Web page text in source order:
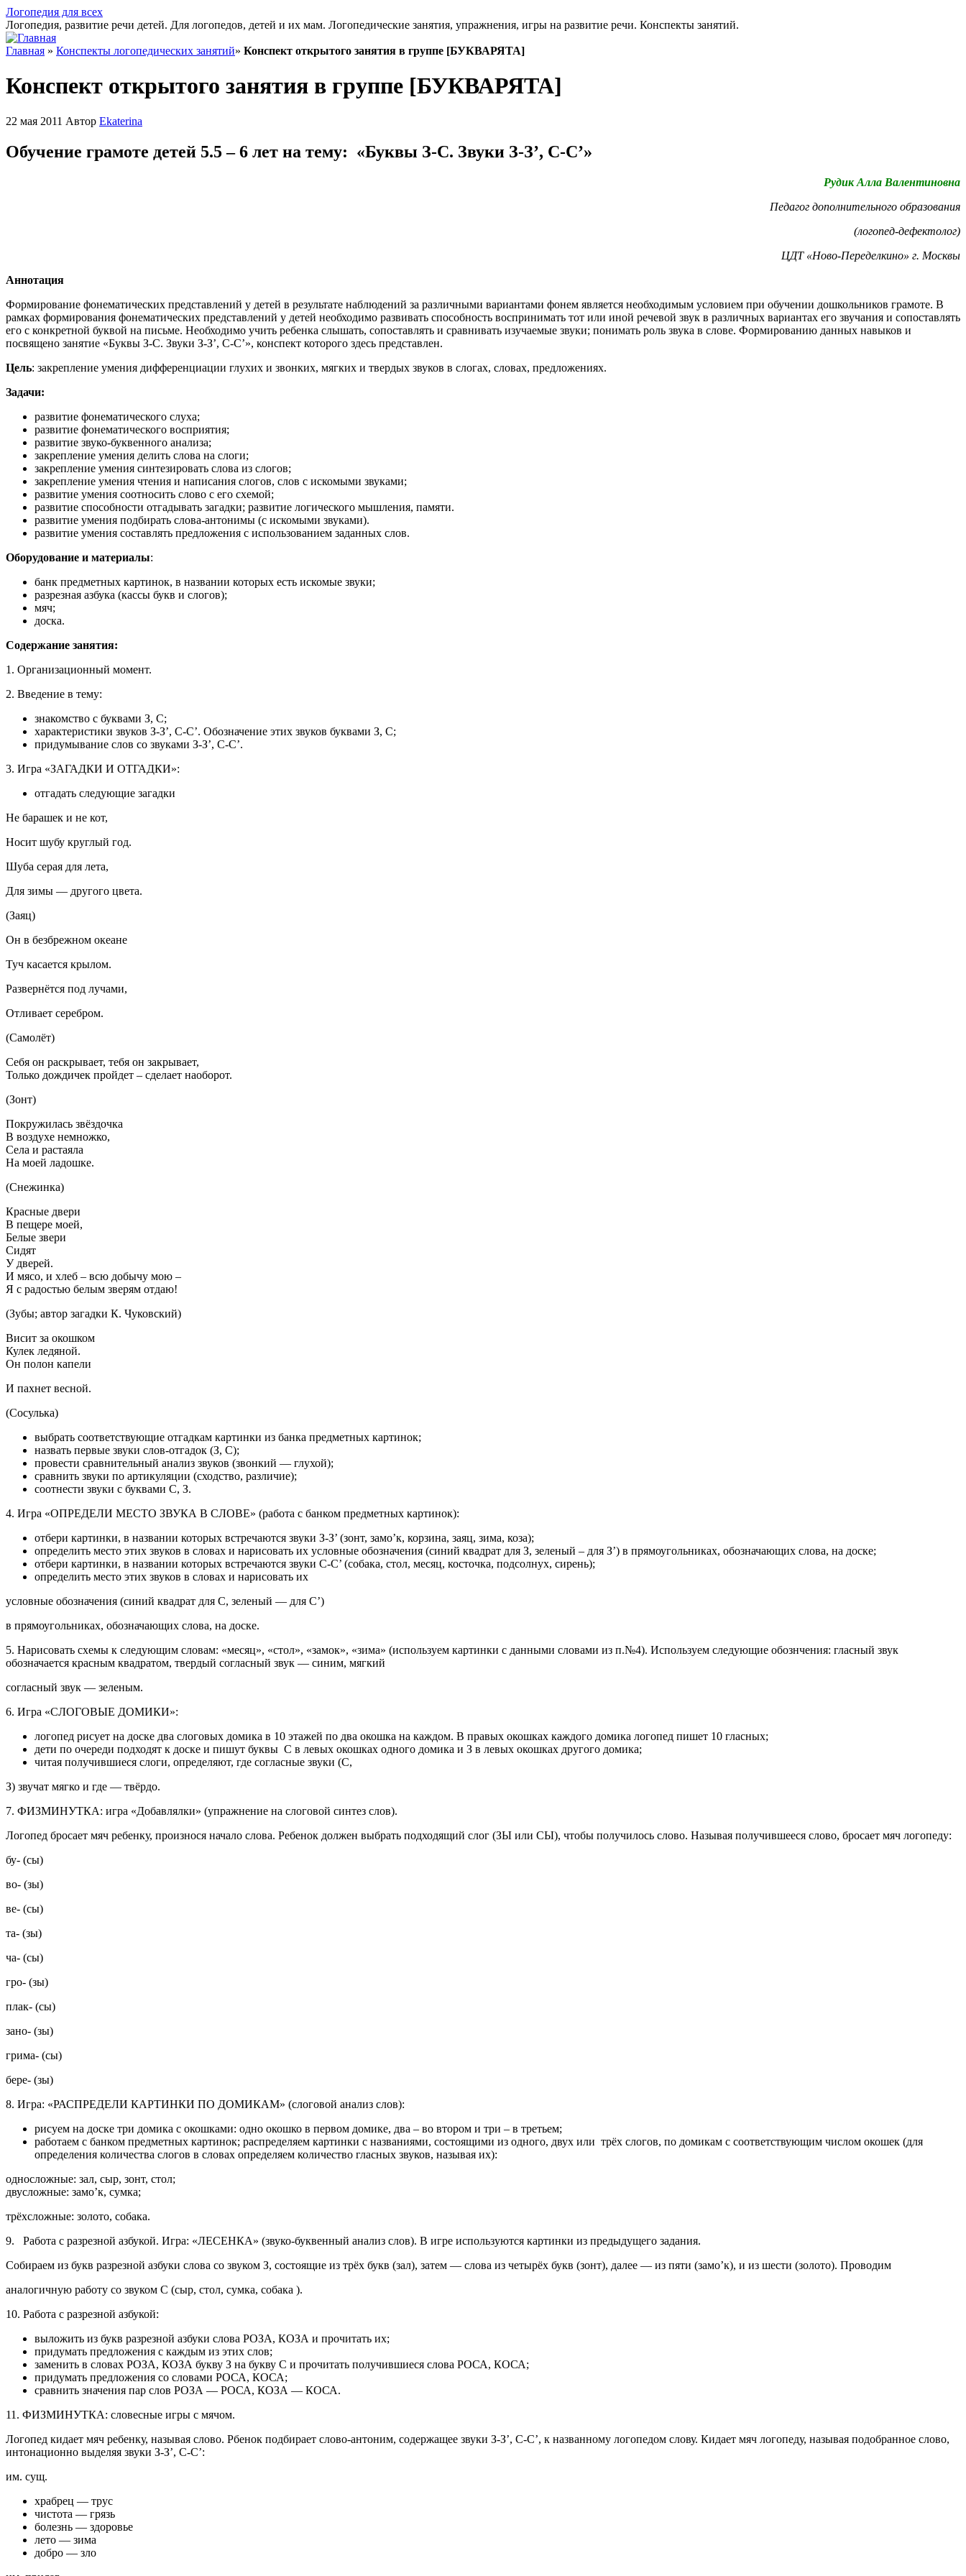
Логопедия для всех
Логопедия, развитие речи детей. Для логопедов, детей и их мам. Логопедические занятия, упражнения, игры на развитие речи. Конспекты занятий.
Главная » Конспекты логопедических занятий» Конспект открытого занятия в группе [БУКВАРЯТА]
Конспект открытого занятия в группе [БУКВАРЯТА]
22 мая 2011 Автор Ekaterina
Обучение грамоте детей 5.5 – 6 лет на тему: «Буквы З-С. Звуки З-З’, С-С’»
Рудик Алла Валентиновна
Педагог дополнительного образования
(логопед-дефектолог)
ЦДТ «Ново-Переделкино» г. Москвы
Аннотация
Формирование фонематических представлений у детей в результате наблюдений за различными вариантами фонем является необходимым условием при обучении дошкольников грамоте. В
рамках формирования фонематических представлений у детей необходимо развивать способность воспринимать тот или иной речевой звук в различных вариантах его звучания и сопоставлять
его с конкретной буквой на письме. Необходимо учить ребенка слышать, сопоставлять и сравнивать изучаемые звуки; понимать роль звука в слове. Формированию данных навыков и
посвящено занятие «Буквы З-С. Звуки З-З’, С-С’», конспект которого здесь представлен.
Цель: закрепление умения дифференциации глухих и звонких, мягких и твердых звуков в слогах, словах, предложениях.
Задачи:
развитие фонематического слуха;
развитие фонематического восприятия;
развитие звуко-буквенного анализа;
закрепление умения делить слова на слоги;
закрепление умения синтезировать слова из слогов;
закрепление умения чтения и написания слогов, слов с искомыми звуками;
развитие умения соотносить слово с его схемой;
развитие способности отгадывать загадки; развитие логического мышления, памяти.
развитие умения подбирать слова-антонимы (с искомыми звуками).
развитие умения составлять предложения с использованием заданных слов.
Оборудование и материалы:
банк предметных картинок, в названии которых есть искомые звуки;
разрезная азбука (кассы букв и слогов);
мяч;
доска.
Содержание занятия:
1. Организационный момент.
2. Введение в тему:
знакомство с буквами З, С;
характеристики звуков З-З’, С-С’. Обозначение этих звуков буквами З, С;
придумывание слов со звуками З-З’, С-С’.
3. Игра «ЗАГАДКИ И ОТГАДКИ»:
отгадать следующие загадки
Не барашек и не кот,
Носит шубу круглый год.
Шуба серая для лета,
Для зимы — другого цвета.
(Заяц)
Он в безбрежном океане
Туч касается крылом.
Развернётся под лучами,
Отливает серебром.
(Самолёт)
Себя он раскрывает, тебя он закрывает,
Только дождичек пройдет – сделает наоборот.
(Зонт)
Покружилась звёздочка
В воздухе немножко,
Села и растаяла
На моей ладошке.
(Снежинка)
Красные двери
В пещере моей,
Белые звери
Сидят
У дверей.
И мясо, и хлеб – всю добычу мою –
Я с радостью белым зверям отдаю!
(Зубы; автор загадки К. Чуковский)
Висит за окошком
Кулек ледяной.
Он полон капели
И пахнет весной.
(Сосулька)
выбрать соответствующие отгадкам картинки из банка предметных картинок;
назвать первые звуки слов-отгадок (З, С);
провести сравнительный анализ звуков (звонкий — глухой);
сравнить звуки по артикуляции (сходство, различие);
соотнести звуки с буквами С, З.
4. Игра «ОПРЕДЕЛИ МЕСТО ЗВУКА В СЛОВЕ» (работа с банком предметных картинок):
отбери картинки, в названии которых встречаются звуки З-З’ (зонт, замо’к, корзина, заяц, зима, коза);
определить место этих звуков в словах и нарисовать их условные обозначения (синий квадрат для З, зеленый – для З’) в прямоугольниках, обозначающих слова, на доске;
отбери картинки, в названии которых встречаются звуки С-С’ (собака, стол, месяц, косточка, подсолнух, сирень);
определить место этих звуков в словах и нарисовать их
условные обозначения (синий квадрат для С, зеленый — для С’)
в прямоугольниках, обозначающих слова, на доске.
5. Нарисовать схемы к следующим словам: «месяц», «стол», «замок», «зима» (используем картинки с данными словами из п.№4). Используем следующие обознчения: гласный звук
обозначается красным квадратом, твердый согласный звук — синим, мягкий
согласный звук — зеленым.
6. Игра «СЛОГОВЫЕ ДОМИКИ»:
логопед рисует на доске два слоговых домика в 10 этажей по два окошка на каждом. В правых окошках каждого домика логопед пишет 10 гласных;
дети по очереди подходят к доске и пишут буквы С в левых окошках одного домика и З в левых окошках другого домика;
читая получившиеся слоги, определяют, где согласные звуки (С,
З) звучат мягко и где — твёрдо.
7. ФИЗМИНУТКА: игра «Добавлялки» (упражнение на слоговой синтез слов).
Логопед бросает мяч ребенку, произнося начало слова. Ребенок должен выбрать подходящий слог (ЗЫ или СЫ), чтобы получилось слово. Называя получившееся слово, бросает мяч логопеду:
бу- (сы)
во- (зы)
ве- (сы)
та- (зы)
ча- (сы)
гро- (зы)
плак- (сы)
зано- (зы)
грима- (сы)
бере- (зы)
8. Игра: «РАСПРЕДЕЛИ КАРТИНКИ ПО ДОМИКАМ» (слоговой анализ слов):
рисуем на доске три домика с окошками: одно окошко в первом домике, два – во втором и три – в третьем;
работаем с банком предметных картинок; распределяем картинки с названиями, состоящими из одного, двух или трёх слогов, по домикам с соответствующим числом окошек (для
определения количества слогов в словах определяем количество гласных звуков, называя их):
односложные: зал, сыр, зонт, стол;
двусложные: замо’к, сумка;
трёхсложные: золото, собака.
9. Работа с разрезной азбукой. Игра: «ЛЕСЕНКА» (звуко-буквенный анализ слов). В игре используются картинки из предыдущего задания.
Собираем из букв разрезной азбуки слова со звуком З, состоящие из трёх букв (зал), затем — слова из четырёх букв (зонт), далее — из пяти (замо’к), и из шести (золото). Проводим
аналогичную работу со звуком С (сыр, стол, сумка, собака ).
10. Работа с разрезной азбукой:
выложить из букв разрезной азбуки слова РОЗА, КОЗА и прочитать их;
придумать предложения с каждым из этих слов;
заменить в словах РОЗА, КОЗА букву З на букву С и прочитать получившиеся слова РОСА, КОСА;
придумать предложения со словами РОСА, КОСА;
сравнить значения пар слов РОЗА — РОСА, КОЗА — КОСА.
11. ФИЗМИНУТКА: словесные игры с мячом.
Логопед кидает мяч ребенку, называя слово. Рбенок подбирает слово-антоним, содержащее звуки З-З’, С-С’, к названному логопедом слову. Кидает мяч логопеду, называя подобранное слово,
интонационно выделяя звуки З-З’, С-С’:
им. сущ.
храбрец — трус
чистота — грязь
болезнь — здоровье
лето — зима
добро — зло